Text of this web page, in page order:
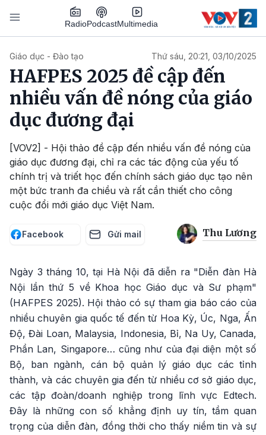
Nhảy đến nội dung
RadioPodcastMultimedia
Giáo dục - Đào tạo Thứ sáu, 20:21, 03/10/2025
HAFPES 2025 đề cập đến
nhiều vấn đề nóng của giáo
dục đương đại
[VOV2] - Hội thảo đề cập đến nhiều vấn đề nóng của
giáo dục đương đại, chỉ ra các tác động của yếu tố
chính trị và triết học đến chính sách giáo dục tạo nên
một bức tranh đa chiều và rất cần thiết cho công
cuộc đổi mới giáo dục Việt Nam.
Facebook Gửi mail Thu Lương
Ngày 3 tháng 10, tại Hà Nội đã diễn ra "Diễn đàn Hà
Nội lần thứ 5 về Khoa học Giáo dục và Sư phạm"
(HAFPES 2025). Hội thảo có sự tham gia báo cáo của
nhiều chuyên gia quốc tế đến từ Hoa Kỳ, Úc, Nga, Ấn
Độ, Đài Loan, Malaysia, Indonesia, Bỉ, Na Uy, Canada,
Phần Lan, Singapore… cũng như của đại diện một số
Bộ, ban ngành, cán bộ quản lý giáo dục các tỉnh
thành, và các chuyên gia đến từ nhiều cơ sở giáo dục,
các tập đoàn/doanh nghiệp trong lĩnh vực Edtech.
Đây là những con số khẳng định uy tín, tầm quan
trọng của diễn đàn, đồng thời cho thấy niềm tin và sự